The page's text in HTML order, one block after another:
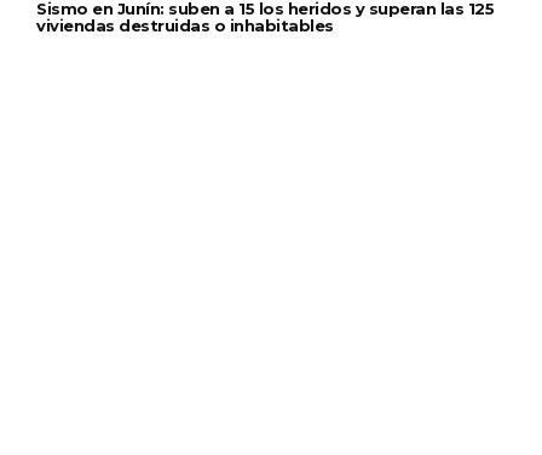
Sismo en Junín: suben a 15 los heridos y superan las 125
viviendas destruidas o inhabitables